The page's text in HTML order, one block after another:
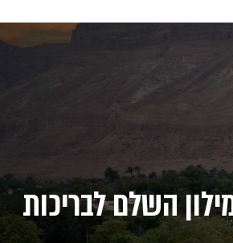
השלם לבריכות